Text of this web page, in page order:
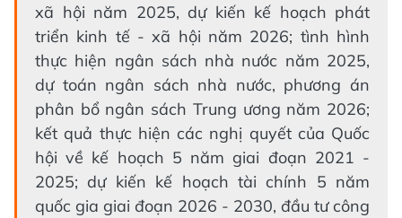
xã hội năm 2025, dự kiến kế hoạch phát
triển kinh tế - xã hội năm 2026; tình hình
thực hiện ngân sách nhà nước năm 2025,
dự toán ngân sách nhà nước, phương án
phân bổ ngân sách Trung ương năm 2026;
kết quả thực hiện các nghị quyết của Quốc
hội về kế hoạch 5 năm giai đoạn 2021 -
2025; dự kiến kế hoạch tài chính 5 năm
quốc gia giai đoạn 2026 - 2030, đầu tư công